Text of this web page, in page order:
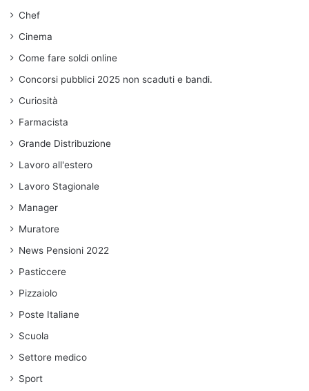
Chef
Cinema
Come fare soldi online
Concorsi pubblici 2025 non scaduti e bandi.
Curiosità
Farmacista
Grande Distribuzione
Lavoro all'estero
Lavoro Stagionale
Manager
Muratore
News Pensioni 2022
Pasticcere
Pizzaiolo
Poste Italiane
Scuola
Settore medico
Sport